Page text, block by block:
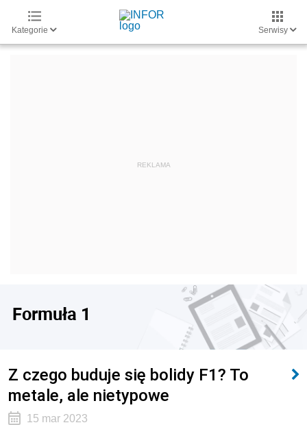
Kategorie Serwisy
Formuła 1
Z czego buduje się bolidy F1? To
metale, ale nietypowe
15 mar 2023